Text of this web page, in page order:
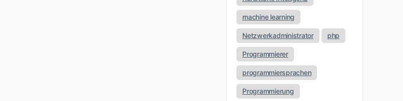
machine learning
Netzwerkadministrator php
Programmierer
programmiersprachen
Programmierung